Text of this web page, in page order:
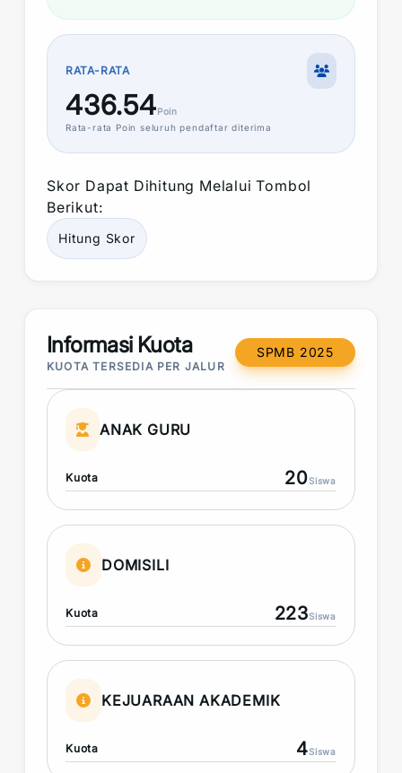
RATA-RATA
436.54Poin
Rata-rata Poin seluruh pendaftar diterima
Skor Dapat Dihitung Melalui Tombol
Berikut:
Hitung Skor
Informasi Kuota
KUOTA TERSEDIA PER JALUR
SPMB 2025
ANAK GURU
Kuota 20Siswa
DOMISILI
Kuota 223Siswa
KEJUARAAN AKADEMIK
Kuota 4Siswa